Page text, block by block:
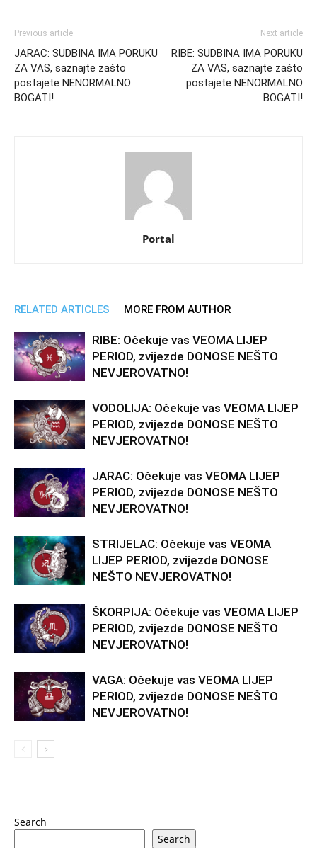
Previous article
JARAC: SUDBINA IMA PORUKU
ZA VAS, saznajte zašto
postajete NENORMALNO
BOGATI!
Next article
RIBE: SUDBINA IMA PORUKU
ZA VAS, saznajte zašto
postajete NENORMALNO
BOGATI!
Portal
RELATED ARTICLES MORE FROM AUTHOR
RIBE: Očekuje vas VEOMA LIJEP
PERIOD, zvijezde DONOSE NEŠTO
NEVJEROVATNO!
VODOLIJA: Očekuje vas VEOMA LIJEP
PERIOD, zvijezde DONOSE NEŠTO
NEVJEROVATNO!
JARAC: Očekuje vas VEOMA LIJEP
PERIOD, zvijezde DONOSE NEŠTO
NEVJEROVATNO!
STRIJELAC: Očekuje vas VEOMA
LIJEP PERIOD, zvijezde DONOSE
NEŠTO NEVJEROVATNO!
ŠKORPIJA: Očekuje vas VEOMA LIJEP
PERIOD, zvijezde DONOSE NEŠTO
NEVJEROVATNO!
VAGA: Očekuje vas VEOMA LIJEP
PERIOD, zvijezde DONOSE NEŠTO
NEVJEROVATNO!
Search
Search